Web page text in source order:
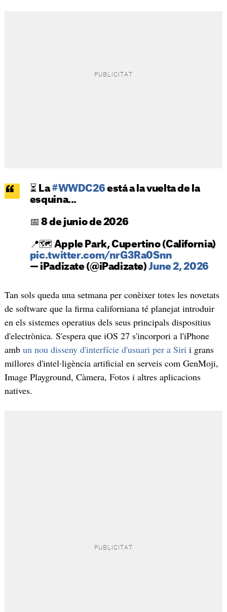
⏳ La #WWDC26está a la vuelta de la
esquina...
📅 8 de junio de 2026
📍🗺️ Apple Park, Cupertino (California)
pic.twitter.com/nrG3Ra0Snn
— iPadizate (@iPadizate)June 2, 2026
Tan sols queda una setmana per conèixer totes les novetats
de software que la firma californiana té planejat introduir
en els sistemes operatius dels seus principals dispositius
d'electrònica. S'espera que iOS 27 s'incorpori a l'iPhone
amb un nou disseny d'interfície d'usuari per a Siri i grans
millores d'intel·ligència artificial en serveis com GenMoji,
Image Playground, Càmera, Fotos i altres aplicacions
natives.